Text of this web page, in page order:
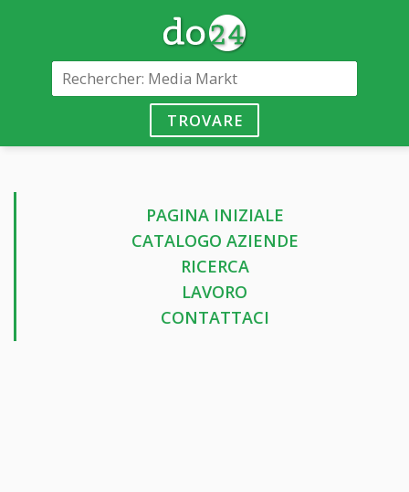
TROVARE
PAGINA INIZIALE
CATALOGO AZIENDE
RICERCA
LAVORO
CONTATTACI